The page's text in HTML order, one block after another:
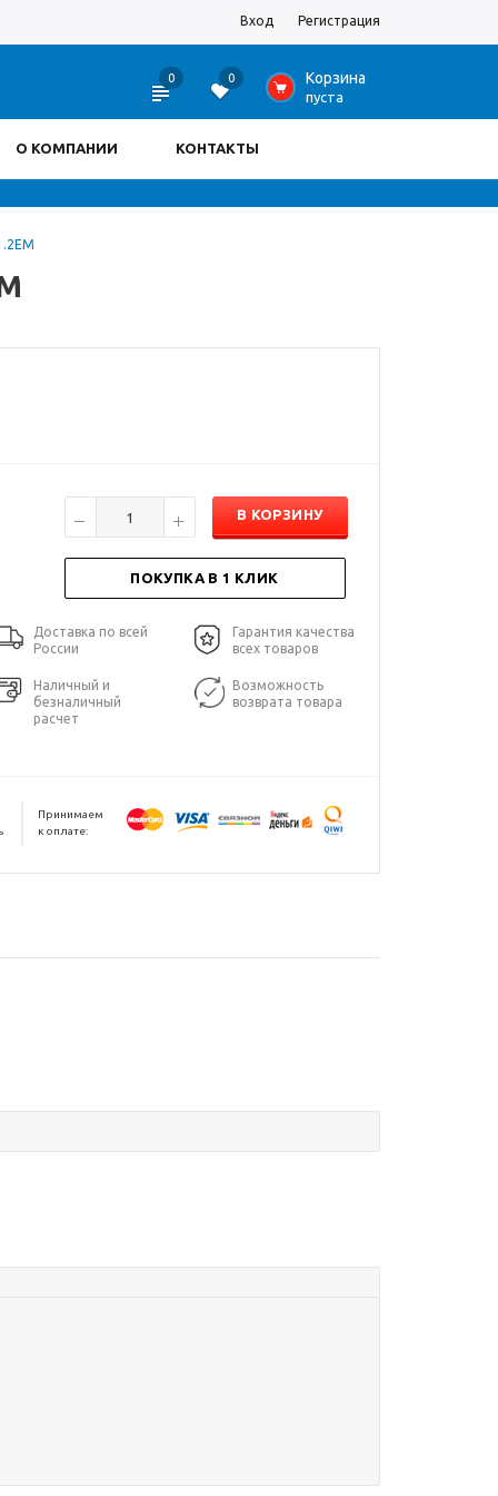
Вход Регистрация
0 0 0 Корзина
пуста
О КОМПАНИИ КОНТАКТЫ
В КОРЗИНУ
ПОКУПКА В 1 КЛИК
Доставка по всей
России
Гарантия качества
всех товаров
Наличный и
безналичный
расчет
Возможность
возврата товара
Принимаем
к оплате: